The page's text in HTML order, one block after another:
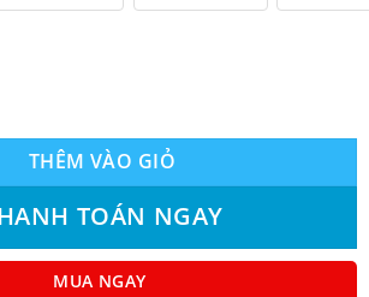
(6.0Hp) APL/APO-600 - Gas R410A
THÊM VÀO GIỎ
TOÁN NGAY
MUA NGAY